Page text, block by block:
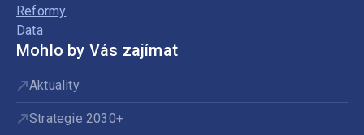
Reformy
Data
Mohlo by Vás zajímat
Aktuality
Strategie 2030+